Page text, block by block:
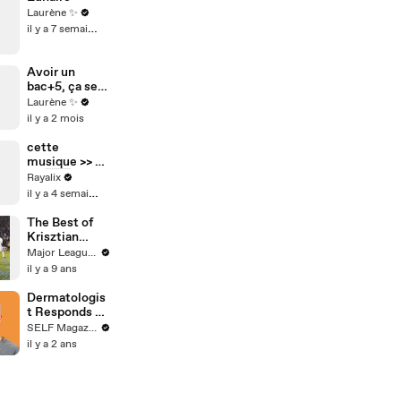
Laurène ✨
il y a 7 semaines
Avoir un
bac+5, ça sert
plus à rien ?
Laurène ✨
il y a 2 mois
cette
musique >> 🥹
💃🏻🇫🇷
Rayalix
il y a 4 semaines
The Best of
Krisztian
Nemeth in
MLS
Major League Soccer
il y a 9 ans
Dermatologis
t Responds To
Hair Care
Questions &
SELF Magazine
il y a 2 ans